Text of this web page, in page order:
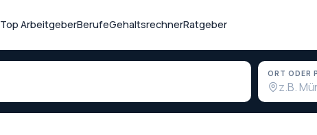
Top ArbeitgeberBerufeGehaltsrechnerRatgeber
ORT ODER